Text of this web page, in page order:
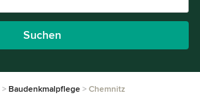
Suchen
Baudenkmalpflege Chemnitz